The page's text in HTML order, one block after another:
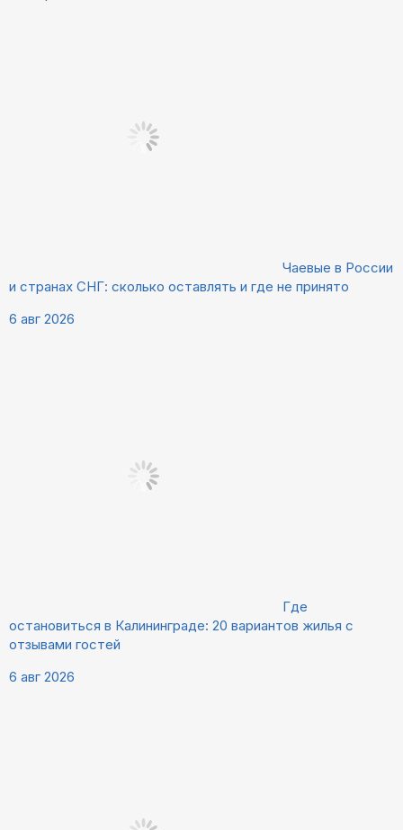
Чаевые в России
и странах СНГ: сколько оставлять и где не принято
6 авг 2026
Где
остановиться в Калининграде: 20 вариантов жилья с
отзывами гостей
6 авг 2026